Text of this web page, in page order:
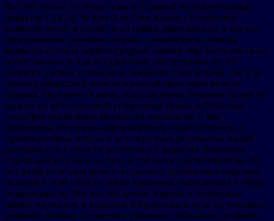
Вот что сказал по этому поводу Главный исполнительный
директор CLI Ли Че Кун (Lee Chee Koon): «Устойчивое
развитие лежит в основе всей нашей деятельности, а научно
обоснованные усилия по борьбе с изменением климата
являются сегодня первоочередной задачей. Мы осознаем свою
ответственность как за содействие обеспечению нетто-
нулевого уровня углеродных выбросов Сингапуром, так и за
переход общества к низкоуглеродной экономике во всех
странах, где имеются наши подразделения. Решение задачи по
выходу на нетто-нулевой углеродный баланс к 2050 году
потребует реализации множества инициатив, и мы
продолжим регулярно информировать общественность о
промежуточных итогах и долгосрочных результатах нашей
деятельности в области устойчивого развития. Компания
CapitaLand вступила на путь устойчивого развития более 20
лет назад и сегодня является одним из признанных мировых
лидеров в этой области среди компаний, работающих в сфере
недвижимости. Мы высоко ценим доверие и поддержку
наших партнеров и клиентов и продолжаем курс на успешное
развитие бизнеса и участие в решении глобальных проблем».